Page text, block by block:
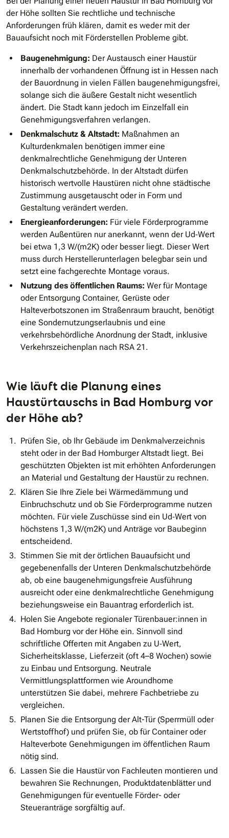
der Höhe sollten Sie rechtliche und technische
Anforderungen früh klären, damit es weder mit der
Bauaufsicht noch mit Förderstellen Probleme gibt.
Baugenehmigung: Der Austausch einer Haustür
innerhalb der vorhandenen Öffnung ist in Hessen nach
der Bauordnung in vielen Fällen baugenehmigungsfrei,
solange sich die äußere Gestalt nicht wesentlich
ändert. Die Stadt kann jedoch im Einzelfall ein
Genehmigungsverfahren verlangen.
Denkmalschutz & Altstadt: Maßnahmen an
Kulturdenkmalen benötigen immer eine
denkmalrechtliche Genehmigung der Unteren
Denkmalschutzbehörde. In der Altstadt dürfen
historisch wertvolle Haustüren nicht ohne städtische
Zustimmung ausgetauscht oder in Form und
Gestaltung verändert werden.
Energieanforderungen: Für viele Förderprogramme
werden Außentüren nur anerkannt, wenn der Ud‐Wert
bei etwa 1,3 W/(m2K) oder besser liegt. Dieser Wert
muss durch Herstellerunterlagen belegbar sein und
setzt eine fachgerechte Montage voraus.
Nutzung des öffentlichen Raums: Wer für Montage
oder Entsorgung Container, Gerüste oder
Halteverbotszonen im Straßenraum braucht, benötigt
eine Sondernutzungserlaubnis und eine
verkehrsbehördliche Anordnung der Stadt, inklusive
Verkehrszeichenplan nach RSA 21.
Wie läuft die Planung eines
Haustürtauschs in Bad Homburg vor
der Höhe ab?
Prüfen Sie, ob Ihr Gebäude im Denkmalverzeichnis
steht oder in der Bad Homburger Altstadt liegt. Bei
geschützten Objekten ist mit erhöhten Anforderungen
an Material und Gestaltung der Haustür zu rechnen.
Klären Sie Ihre Ziele bei Wärmedämmung und
Einbruchschutz und ob Sie Förderprogramme nutzen
möchten. Für viele Zuschüsse sind ein Ud‐Wert von
höchstens 1,3 W/(m2K) und Anträge vor Baubeginn
entscheidend.
Stimmen Sie mit der örtlichen Bauaufsicht und
gegebenenfalls der Unteren Denkmalschutzbehörde
ab, ob eine baugenehmigungsfreie Ausführung
ausreicht oder eine denkmalrechtliche Genehmigung
beziehungsweise ein Bauantrag erforderlich ist.
Holen Sie Angebote regionaler Türenbauer:innen in
Bad Homburg vor der Höhe ein. Sinnvoll sind
schriftliche Offerten mit Angaben zu U‐Wert,
Sicherheitsklasse, Lieferzeit (oft 4–8 Wochen) sowie
zu Einbau und Entsorgung. Neutrale
Vermittlungsplattformen wie Aroundhome
unterstützen Sie dabei, mehrere Fachbetriebe zu
vergleichen.
Planen Sie die Entsorgung der Alt-Tür (Sperrmüll oder
Wertstoffhof) und prüfen Sie, ob für Container oder
Halteverbote Genehmigungen im öffentlichen Raum
nötig sind.
Lassen Sie die Haustür von Fachleuten montieren und
bewahren Sie Rechnungen, Produktdatenblätter und
Genehmigungen für eventuelle Förder- oder
Steueranträge sorgfältig auf.